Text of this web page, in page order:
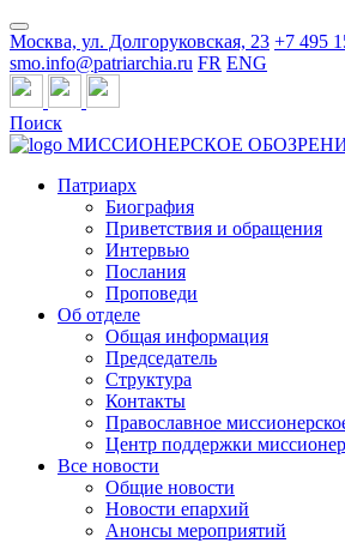
Москва, ул. Долгоруковская, 23 +7 495
smo.info@patriarchia.ru FR ENG
Поиск
МИССИОНЕРСКОЕ
Патриарх
Биография
Приветствия и обращения
Интервью
Послания
Проповеди
Об отделе
Общая информация
Председатель
Структура
Контакты
Православное
Центр поддержки
Все новости
Общие новости
Новости епархий
Анонсы мероприятий